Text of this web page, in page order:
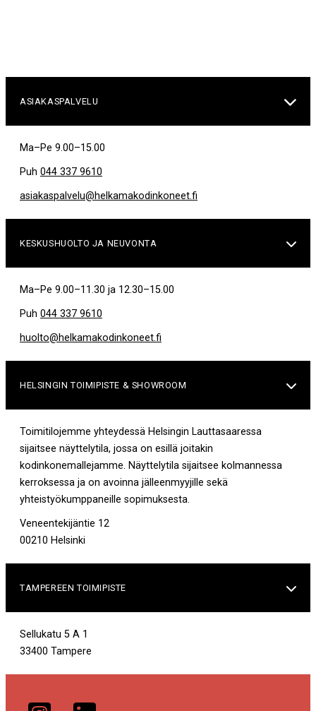
ASIAKASPALVELU 
Ma–Pe 9.00–15.00
Puh 044 337 9610
asiakaspalvelu@helkamakodinkoneet.fi
KESKUSHUOLTO JA NEUVONTA 
Ma–Pe 9.00–11.30 ja 12.30–15.00
Puh 044 337 9610
huolto@helkamakodinkoneet.fi
HELSINGIN TOIMIPISTE & SHOWROOM 
Toimitilojemme yhteydessä Helsingin Lauttasaaressa
sijaitsee näyttelytila, jossa on esillä joitakin
kodinkonemallejamme. Näyttelytila sijaitsee kolmannessa
kerroksessa ja on avoinna jälleenmyyjille sekä
yhteistyökumppaneille sopimuksesta.
Veneentekijäntie 12
00210 Helsinki
TAMPEREEN TOIMIPISTE 
Sellukatu 5 A 1
33400 Tampere